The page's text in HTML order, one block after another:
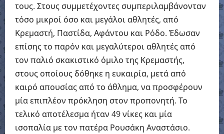
τους. Στους συμμετέχοντες συμπεριλαμβάνονταν
τόσο μικροί όσο και μεγάλοι αθλητές, από
Κρεμαστή, Παστίδα, Αφάντου και Ρόδο. Έδωσαν
επίσης το παρόν και μεγαλύτεροι αθλητές από
τον παλιό σκακιστικό όμιλο της Κρεμαστής,
στους οποίους δόθηκε η ευκαιρία, μετά από
καιρό απουσίας από το άθλημα, να προσφέρουν
μία επιπλέον πρόκληση στον προπονητή. Το
τελικό αποτέλεσμα ήταν 49 νίκες και μία
ισοπαλία με τον πατέρα Ρουσάκη Αναστάσιο.